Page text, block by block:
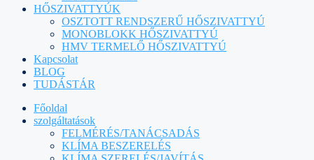
HŐSZIVATTYÚK
OSZTOTT RENDSZERŰ HŐSZIVATTYÚ
MONOBLOKK HŐSZIVATTYÚ
HMV TERMELŐ HŐSZIVATTYÚ
Kapcsolat
BLOG
TUDÁSTÁR
Főoldal
szolgáltatások
FELMÉRÉS/TANÁCSADÁS
KLÍMA BESZERELÉS